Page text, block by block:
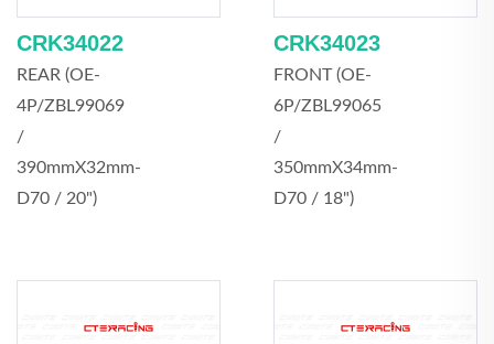
CRK34022
REAR (OE-
4P/ZBL99069
/
390mmX32mm-
D70 / 20")
CRK34023
FRONT (OE-
6P/ZBL99065
/
350mmX34mm-
D70 / 18")